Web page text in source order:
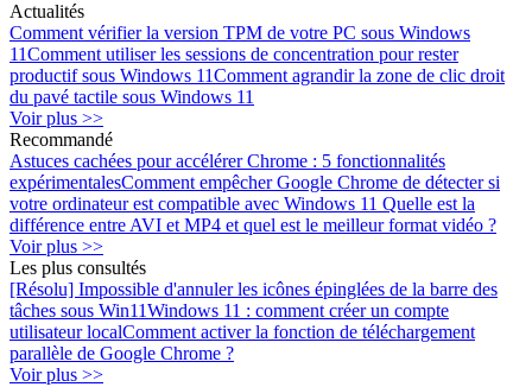
Actualités
Comment vérifier la version TPM de votre PC sous Windows
11Comment utiliser les sessions de concentration pour rester
productif sous Windows 11Comment agrandir la zone de clic droit
du pavé tactile sous Windows 11
Voir plus >>
Recommandé
Astuces cachées pour accélérer Chrome : 5 fonctionnalités
expérimentalesComment empêcher Google Chrome de détecter si
votre ordinateur est compatible avec Windows 11 Quelle est la
différence entre AVI et MP4 et quel est le meilleur format vidéo ?
Voir plus >>
Les plus consultés
[Résolu] Impossible d'annuler les icônes épinglées de la barre des
tâches sous Win11Windows 11 : comment créer un compte
utilisateur localComment activer la fonction de téléchargement
parallèle de Google Chrome ?
Voir plus >>